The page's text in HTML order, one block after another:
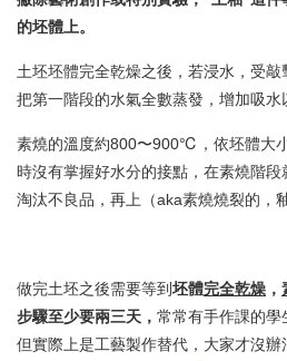
的坯體上。
土坯坯體完全乾燥之後，若浸水，受
把第一階段的水氣全數蒸發，增加吸水
素燒的溫度約800〜900℃，依坯體大
時沒有掌握好水分的接點，在素燒階
淘汰不良品，再上（aka素燒燒裂的，
做完土坯之後需要等到坯體完全乾燥 ，
步驟至少要兩三天， 常常有手作課的學
但實際上是工藝製作替代，大家才沒辦